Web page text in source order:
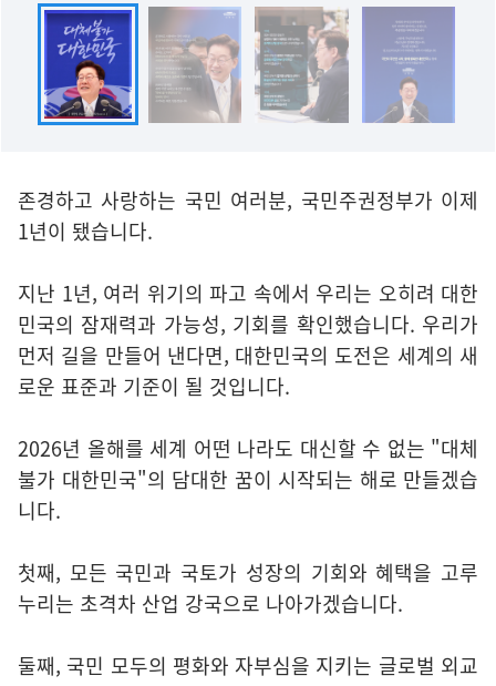
존경하고 사랑하는 국민 여러분, 국민주권정부가 이제
1년이 됐습니다.
지난 1년, 여러 위기의 파고 속에서 우리는 오히려 대한
민국의 잠재력과 가능성, 기회를 확인했습니다. 우리가
먼저 길을 만들어 낸다면, 대한민국의 도전은 세계의 새
로운 표준과 기준이 될 것입니다.
2026년 올해를 세계 어떤 나라도 대신할 수 없는 "대체
불가 대한민국"의 담대한 꿈이 시작되는 해로 만들겠습
니다.
첫째, 모든 국민과 국토가 성장의 기회와 혜택을 고루
누리는 초격차 산업 강국으로 나아가겠습니다.
둘째, 국민 모두의 평화와 자부심을 지키는 글로벌 외교